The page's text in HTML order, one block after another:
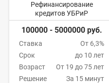
Рефинансирование
кредитов УБРиР
100000 - 5000000 руб.
Ставка
От 6,3%
Срок
до 10 лет
Возраст
От 19 до 75 лет
Решение
За 15 минут